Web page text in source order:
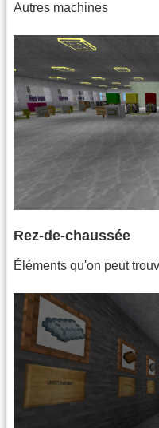
Autres machines
Rez-de-chaussée
Éléments qu'on peut